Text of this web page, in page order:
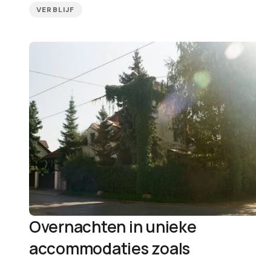
VERBLIJF
Overnachten in unieke
accommodaties zoals